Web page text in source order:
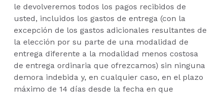
le devolveremos todos los pagos recibidos de
usted, incluidos los gastos de entrega (con la
excepción de los gastos adicionales resultantes de
la elección por su parte de una modalidad de
entrega diferente a la modalidad menos costosa
de entrega ordinaria que ofrezcamos) sin ninguna
demora indebida y, en cualquier caso, en el plazo
máximo de 14 días desde la fecha en que